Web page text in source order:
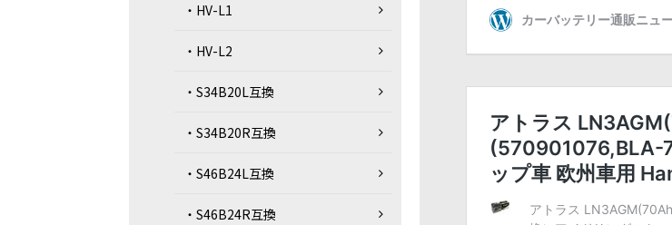
・HV-L1
・HV-L2
・S34B20L互換
・S34B20R互換
・S46B24L互換
・S46B24R互換